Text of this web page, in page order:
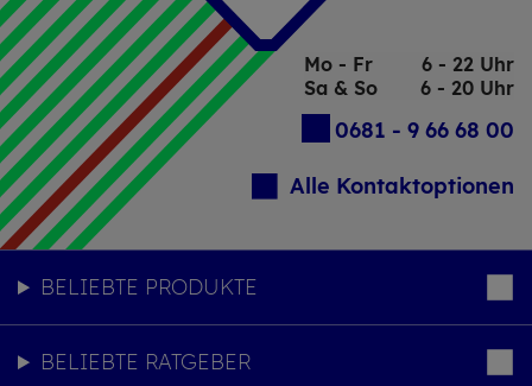
Mo - Fr
6 - 22 Uhr
Sa & So
6 - 20 Uhr
0681 - 9 66 68 00
Alle Kontaktoptionen
BELIEBTE PRODUKTE
BELIEBTE RATGEBER